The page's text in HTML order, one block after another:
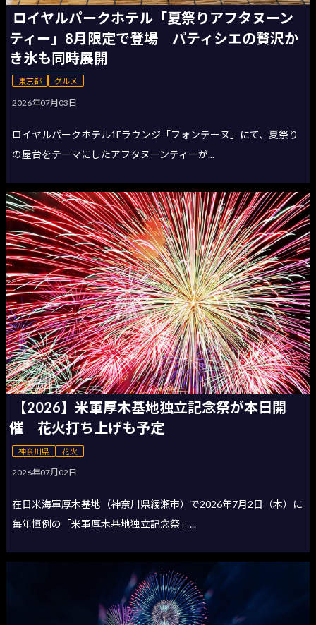
ロイヤルパークホテル「夏祭りアフタヌーン
ティー」8月限定で登場 パティシエの贅沢か
き氷も同時展開
東京都 グルメ
2026年07月03日
ロイヤルパークホテル1Fラウンジ「フォンテーヌ」にて、夏祭り
の屋台をテーマにしたアフタヌーンティーが...
【2026】米軍厚木基地独立記念祭が本日開
催 花火打ち上げも予定
神奈川県 花火
2026年07月02日
在日米海軍厚木基地（神奈川県綾瀬市）で2026年7月2日（木）に
毎年恒例の「米軍厚木基地独立記念祭」...